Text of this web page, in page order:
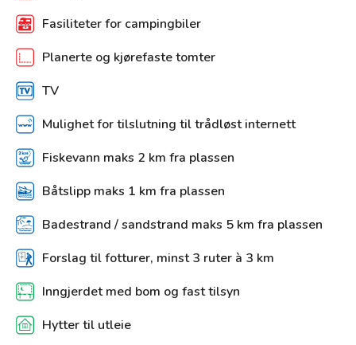
Fasiliteter for campingbiler
Planerte og kjørefaste tomter
TV
Mulighet for tilslutning til trådløst internett
Fiskevann maks 2 km fra plassen
Båtslipp maks 1 km fra plassen
Badestrand / sandstrand maks 5 km fra plassen
Forslag til fotturer, minst 3 ruter à 3 km
Inngjerdet med bom og fast tilsyn
Hytter til utleie